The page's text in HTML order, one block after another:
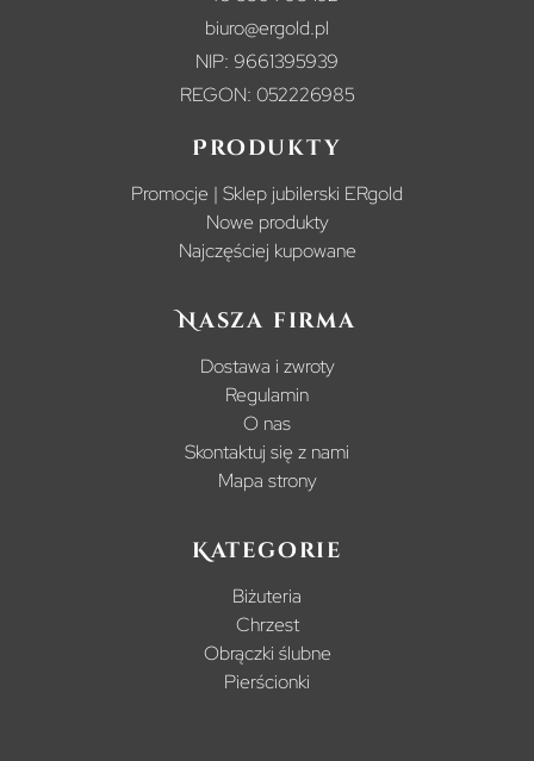
biuro@ergold.pl
NIP: 9661395939
REGON: 052226985
Produkty
Promocje | Sklep jubilerski ERgold
Nowe produkty
Najczęściej kupowane
Nasza firma
Dostawa i zwroty
Regulamin
O nas
Skontaktuj się z nami
Mapa strony
Kategorie
Biżuteria
Chrzest
Obrączki ślubne
Pierścionki